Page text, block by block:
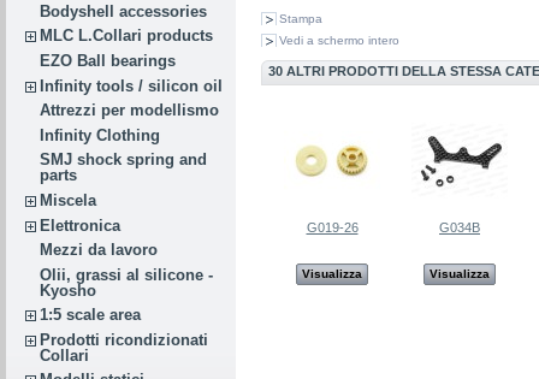
Bodyshell accessories
MLC L.Collari products
EZO Ball bearings
Infinity tools / silicon oil
Attrezzi per modellismo
Infinity Clothing
SMJ shock spring and
parts
Miscela
Elettronica
Mezzi da lavoro
Olii, grassi al silicone -
Kyosho
1:5 scale area
Prodotti ricondizionati
Collari
Stampa
Vedi a schermo intero
30 ALTRI PRODOTTI DELLA STESSA
G019-26
Visualizza
G034B
Visualizza